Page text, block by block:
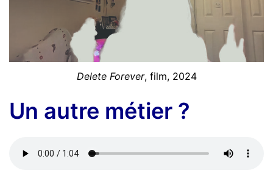
Delete Forever, film, 2024
Un autre métier ?